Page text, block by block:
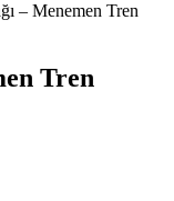
– Menemen Tren
Tren